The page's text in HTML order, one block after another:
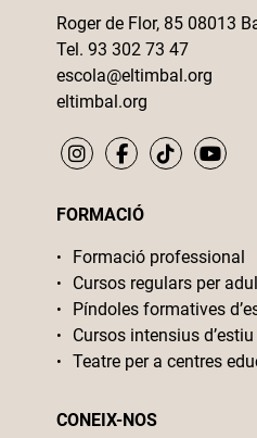
Roger de Flor, 85 08013
Tel. 93 302 73 47
escola@eltimbal.org
eltimbal.org
FORMACIÓ
Formació professional
Cursos regulars per
Píndoles formatives
Cursos intensius d’estiu
Teatre per a centres
CONEIX-NOS